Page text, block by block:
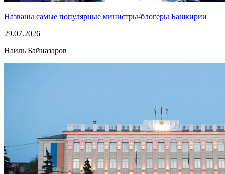
Названы самые популярные министры-блогеры Башкирии
29.07.2026
Наиль Байназаров